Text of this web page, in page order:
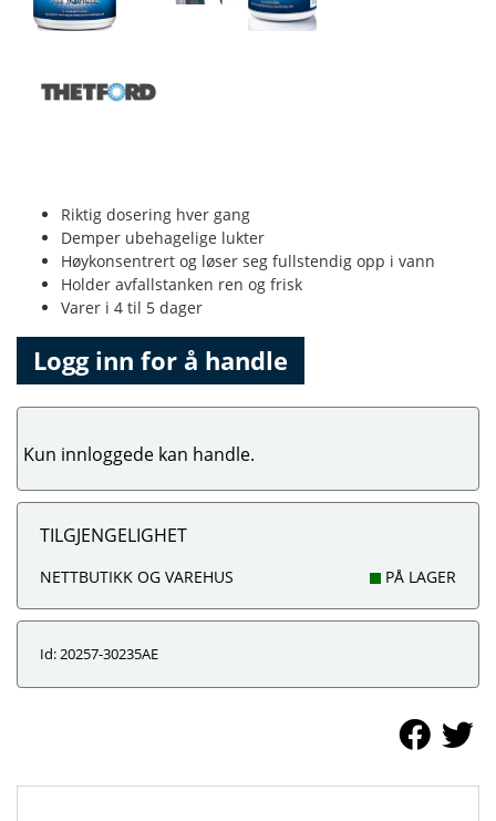
Riktig dosering hver gang
Demper ubehagelige lukter
Høykonsentrert og løser seg fullstendig opp i vann
Holder avfallstanken ren og frisk
Varer i 4 til 5 dager
Logg inn for å handle
Kun innloggede kan handle.
TILGJENGELIGHET
NETTBUTIKK OG VAREHUS PÅ LAGER
Id: 20257-30235AE